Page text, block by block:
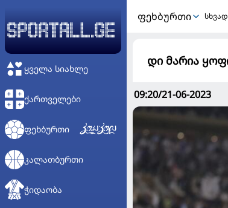
ᲧᲕᲔᲚᲐ ᲡᲘᲐᲮᲚᲔ
ᲥᲐᲠᲗᲕᲔᲚᲔᲑᲘ
ᲤᲔᲮᲑᲣᲠᲗᲘ
ᲙᲐᲚᲐᲗᲑᲣᲠᲗᲘ
ᲭᲘᲓᲐᲝᲑᲐ
ᲤᲔᲮᲑᲣᲠᲗᲘ
დი მარია
09:20/21-06-2023